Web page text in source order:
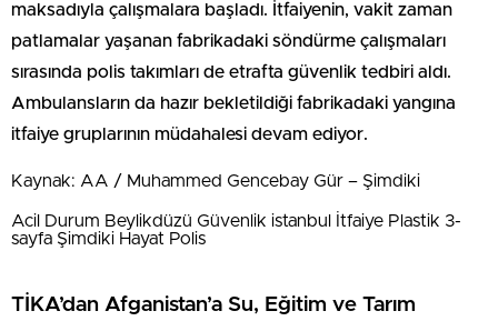
maksadıyla çalışmalara başladı. İtfaiyenin, vakit zaman
patlamalar yaşanan fabrikadaki söndürme çalışmaları
sırasında polis takımları de etrafta güvenlik tedbiri aldı.
Ambulansların da hazır bekletildiği fabrikadaki yangına
itfaiye gruplarının müdahalesi devam ediyor.
Kaynak: AA / Muhammed Gencebay Gür – Şimdiki
Acil Durum Beylikdüzü Güvenlik istanbul İtfaiye Plastik 3-
sayfa Şimdiki Hayat Polis
TİKA’dan Afganistan’a Su, Eğitim ve Tarım